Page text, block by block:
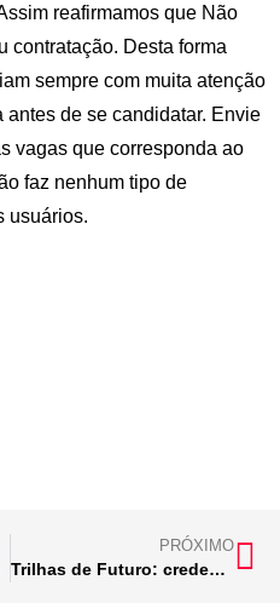
reafirmamos que Não
contratação. Desta forma
sempre com muita atenção
antes de se candidatar. Envie
vagas que corresponda ao
faz nenhum tipo de
usuários.
PRÓXIMO
Trilhas de Futuro: credenciamento de instituições de ensino termina sexta (4)